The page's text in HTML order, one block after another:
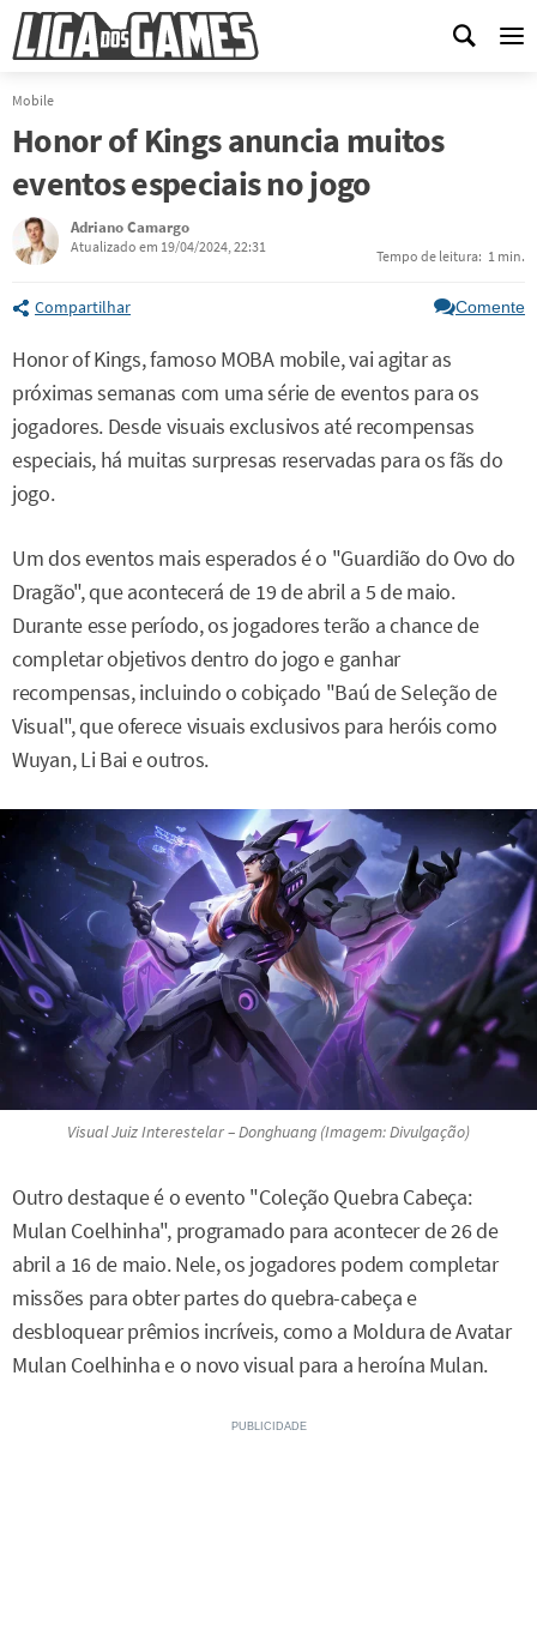
Mobile
Honor of Kings anuncia muitos
eventos especiais no jogo
Adriano Camargo
Atualizado em 19/04/2024, 22:31
Tempo de leitura: 1 min.
Compartilhar Comente
Honor of Kings, famoso MOBA mobile, vai agitar as
próximas semanas com uma série de eventos para os
jogadores. Desde visuais exclusivos até recompensas
especiais, há muitas surpresas reservadas para os fãs do
jogo.
Um dos eventos mais esperados é o "Guardião do Ovo do
Dragão", que acontecerá de 19 de abril a 5 de maio.
Durante esse período, os jogadores terão a chance de
completar objetivos dentro do jogo e ganhar
recompensas, incluindo o cobiçado "Baú de Seleção de
Visual", que oferece visuais exclusivos para heróis como
Wuyan, Li Bai e outros.
Visual Juiz Interestelar – Donghuang (Imagem: Divulgação)
Outro destaque é o evento "Coleção Quebra Cabeça:
Mulan Coelhinha", programado para acontecer de 26 de
abril a 16 de maio. Nele, os jogadores podem completar
missões para obter partes do quebra-cabeça e
desbloquear prêmios incríveis, como a Moldura de Avatar
Mulan Coelhinha e o novo visual para a heroína Mulan.